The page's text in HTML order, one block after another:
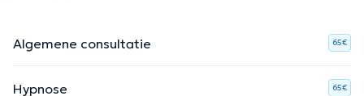
Algemene consultatie 65€
Hypnose 65€